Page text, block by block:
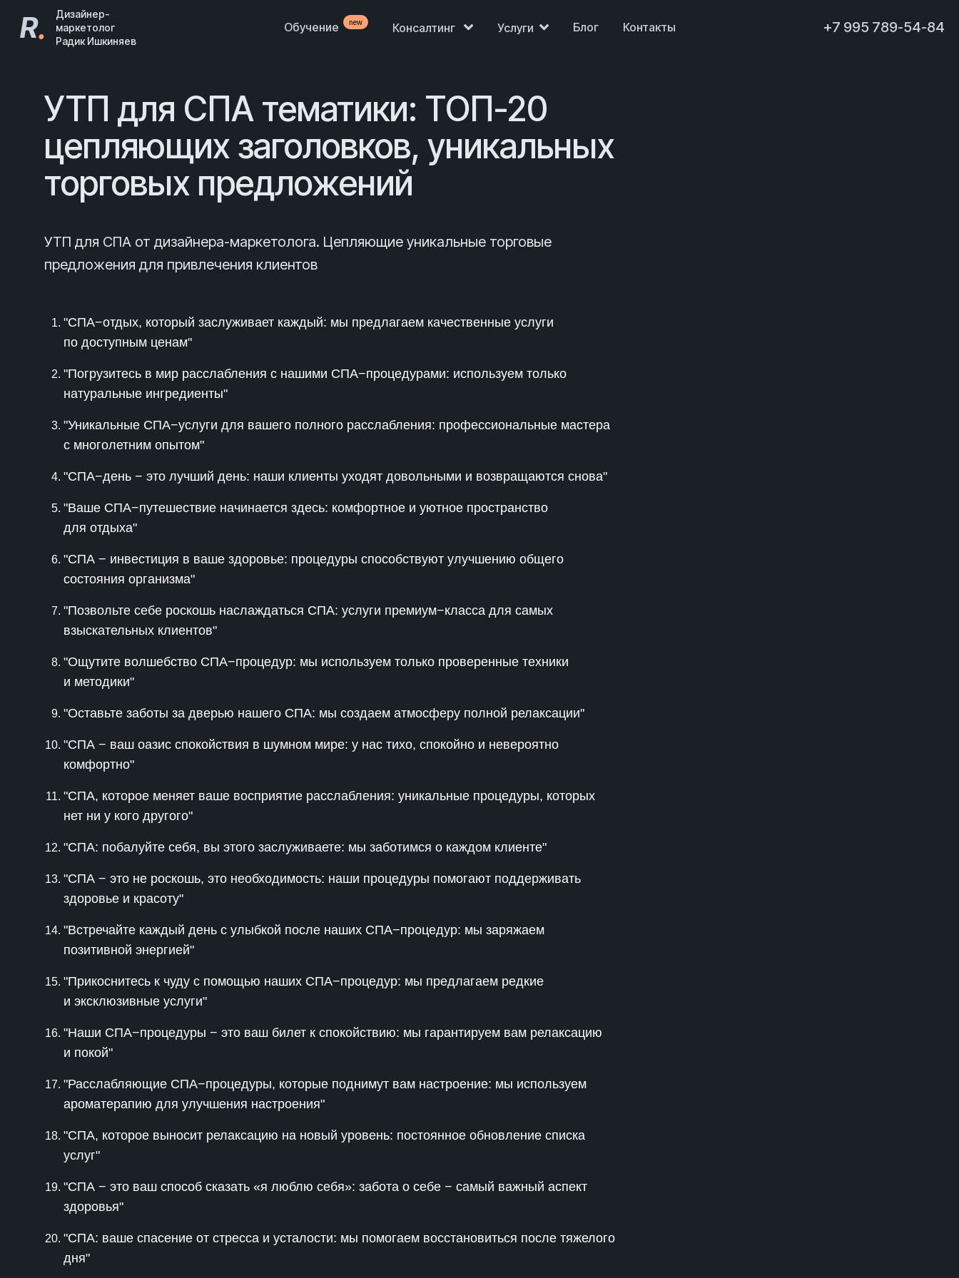
R.
Дизайнер-
маркетолог
Радик Ишкиняев
Обучение new Консалтинг Услуги Блог Контакты +7 995 789-54-84
УТП для СПА тематики: ТОП-20
цепляющих заголовков, уникальных
торговых предложений
УТП для СПА от дизайнера-маркетолога. Цепляющие уникальные торговые
предложения для привлечения клиентов
"СПА−отдых, который заслуживает каждый: мы предлагаем качественные услуги
по доступным ценам"
"Погрузитесь в мир расслабления с нашими СПА−процедурами: используем только
натуральные ингредиенты"
"Уникальные СПА−услуги для вашего полного расслабления: профессиональные мастера
с многолетним опытом"
"СПА−день − это лучший день: наши клиенты уходят довольными и возвращаются снова"
"Ваше СПА−путешествие начинается здесь: комфортное и уютное пространство
для отдыха"
"СПА − инвестиция в ваше здоровье: процедуры способствуют улучшению общего
состояния организма"
"Позвольте себе роскошь наслаждаться СПА: услуги премиум−класса для самых
взыскательных клиентов"
"Ощутите волшебство СПА−процедур: мы используем только проверенные техники
и методики"
"Оставьте заботы за дверью нашего СПА: мы создаем атмосферу полной релаксации"
"СПА − ваш оазис спокойствия в шумном мире: у нас тихо, спокойно и невероятно
комфортно"
"СПА, которое меняет ваше восприятие расслабления: уникальные процедуры, которых
нет ни у кого другого"
"СПА: побалуйте себя, вы этого заслуживаете: мы заботимся о каждом клиенте"
"СПА − это не роскошь, это необходимость: наши процедуры помогают поддерживать
здоровье и красоту"
"Встречайте каждый день с улыбкой после наших СПА−процедур: мы заряжаем
позитивной энергией"
"Прикоснитесь к чуду с помощью наших СПА−процедур: мы предлагаем редкие
и эксклюзивные услуги"
"Наши СПА−процедуры − это ваш билет к спокойствию: мы гарантируем вам релаксацию
и покой"
"Расслабляющие СПА−процедуры, которые поднимут вам настроение: мы используем
ароматерапию для улучшения настроения"
"СПА, которое выносит релаксацию на новый уровень: постоянное обновление списка
услуг"
"СПА − это ваш способ сказать «я люблю себя»: забота о себе − самый важный аспект
здоровья"
"СПА: ваше спасение от стресса и усталости: мы помогаем восстановиться после тяжелого
дня"
Продажи просели,
материалами, как стабильно привлекать